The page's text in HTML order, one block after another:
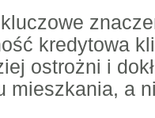
kredytowa
ostrożni i
mieszkania, a